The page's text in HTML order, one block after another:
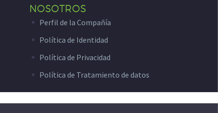
NOSOTROS
Perfil de la Compañía
Política de Identidad
Política de Privacidad
Política de Tratamiento de datos